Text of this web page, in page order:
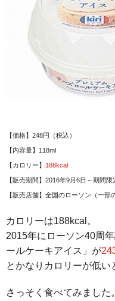
【価格】248円（税込）
【内容量】118ml
【カロリー】 188kcal
【販売期間】2016年9月6日～期間限
【販売店舗】全国のローソン（一部
カロリーは188kcal。
2015年にローソン40周
ールケーキアイス」が
とかなりカロリーが低い
さっそく食べてみました。